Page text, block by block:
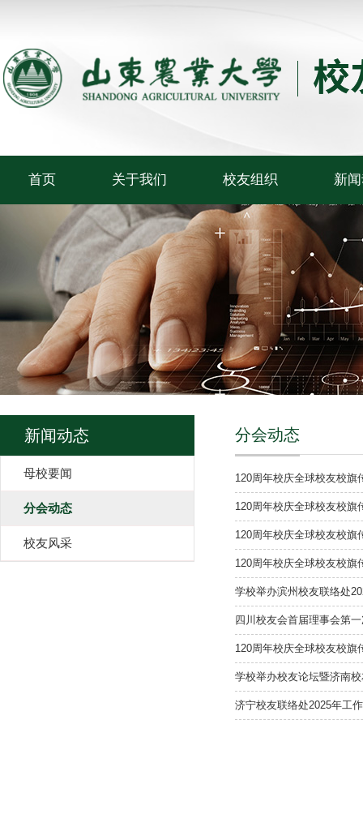
首页 关于我们 校友组织 新
新闻动态
母校要闻
分会动态
校友风采
分会动态
120周年校庆全球校友校旗
120周年校庆全球校友校旗
120周年校庆全球校友校旗
120周年校庆全球校友校旗
学校举办滨州校友联络处
四川校友会首届理事会第
120周年校庆全球校友校旗
学校举办校友论坛暨济南
济宁校友联络处2025年工